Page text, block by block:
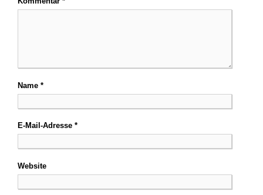
Name *
E-Mail-Adresse *
Website